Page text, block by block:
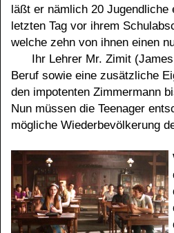
läßt er nämlich 20
letzten Tag vor ihrem
welche zehn von ihnen einen
Ihr Lehrer Mr. Zimit
Beruf sowie eine zusätzliche
den impotenten Zimmermann
Nun müssen die Teenager
mögliche Wiederbevölkerung